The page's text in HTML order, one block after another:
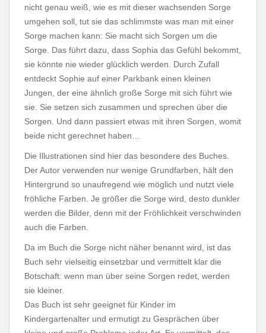
nicht genau weiß, wie es mit dieser wachsenden Sorge
umgehen soll, tut sie das schlimmste was man mit einer
Sorge machen kann: Sie macht sich Sorgen um die
Sorge. Das führt dazu, dass Sophia das Gefühl bekommt,
sie könnte nie wieder glücklich werden. Durch Zufall
entdeckt Sophie auf einer Parkbank einen kleinen
Jungen, der eine ähnlich große Sorge mit sich führt wie
sie. Sie setzen sich zusammen und sprechen über die
Sorgen. Und dann passiert etwas mit ihren Sorgen, womit
beide nicht gerechnet haben…
Die Illustrationen sind hier das besondere des Buches.
Der Autor verwenden nur wenige Grundfarben, hält den
Hintergrund so unaufregend wie möglich und nutzt viele
fröhliche Farben. Je größer die Sorge wird, desto dunkler
werden die Bilder, denn mit der Fröhlichkeit verschwinden
auch die Farben.
Da im Buch die Sorge nicht näher benannt wird, ist das
Buch sehr vielseitig einsetzbar und vermittelt klar die
Botschaft: wenn man über seine Sorgen redet, werden
sie kleiner.
Das Buch ist sehr geeignet für Kinder im
Kindergartenalter und ermutigt zu Gesprächen über